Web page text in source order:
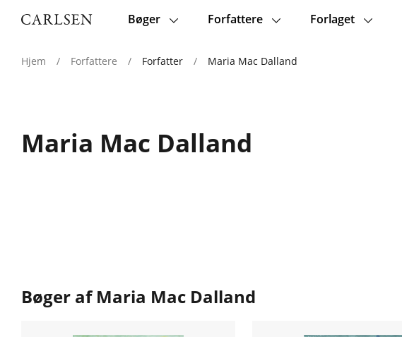
Main
Bøger Forfattere Forlaget
Hjem / Forfattere / Forfatter / Maria Mac Dalland
Maria Mac Dalland
Bøger af Maria Mac Dalland